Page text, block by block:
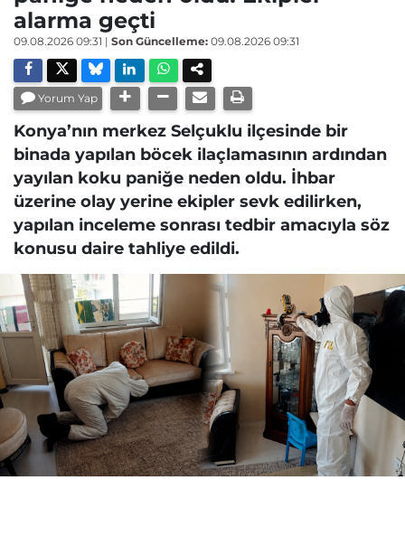
alarma geçti
09.08.2026 09:31 | Son Güncelleme: 09.08.2026 09:31
Yorum Yap
Konya’nın merkez Selçuklu ilçesinde bir
binada yapılan böcek ilaçlamasının ardından
yayılan koku paniğe neden oldu. İhbar
üzerine olay yerine ekipler sevk edilirken,
yapılan inceleme sonrası tedbir amacıyla söz
konusu daire tahliye edildi.